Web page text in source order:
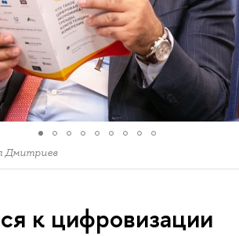
Дмитриев
к цифровизации